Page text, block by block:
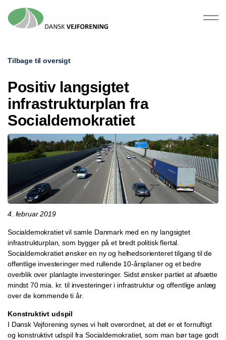
Tilbage til oversigt
Positiv langsigtet
infrastrukturplan fra
Socialdemokratiet
4. februar 2019
Socialdemokratiet vil samle Danmark med en ny langsigtet
infrastrukturplan, som bygger på et bredt politisk flertal.
Socialdemokratiet ønsker en ny og helhedsorienteret tilgang til de
offentlige investeringer med rullende 10-årsplaner og et bedre
overblik over planlagte investeringer. Sidst ønsker partiet at afsætte
mindst 70 mia. kr. til investeringer i infrastruktur og offentlige anlæg
over de kommende ti år.
Konstruktivt udspil
I Dansk Vejforening synes vi helt overordnet, at det er et fornuftigt
og konstruktivt udspil fra Socialdemokratiet, som man bør tage godt